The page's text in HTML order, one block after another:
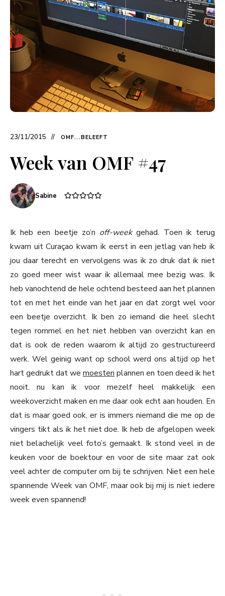
23/11/2015 OMF...BELEEFT
Week van OMF #47
Sabine
Ik heb een beetje zo’n off-weekgehad. Toen ik terug
kwam uit Curaçao kwam ik eerst in een jetlag van heb ik
jou daar terecht en vervolgens was ik zo druk dat ik niet
zo goed meer wist waar ik allemaal mee bezig was. Ik
heb vanochtend de hele ochtend besteed aan het plannen
tot en met het einde van het jaar en dat zorgt wel voor
een beetje overzicht. Ik ben zo iemand die heel slecht
tegen rommel en het niet hebben van overzicht kan en
dat is ook de reden waarom ik altijd zo gestructureerd
werk. Wel geinig want op school werd ons altijd op het
hart gedrukt dat we moesten plannen en toen deed ik het
nooit, nu kan ik voor mezelf heel makkelijk een
weekoverzicht maken en me daar ook echt aan houden. En
dat is maar goed ook, er is immers niemand die me op de
vingers tikt als ik het niet doe. Ik heb de afgelopen week
niet belachelijk veel foto’s gemaakt. Ik stond veel in de
keuken voor de boektour en voor de site maar zat ook
veel achter de computer om bij te schrijven. Niet een hele
spannende Week van OMF, maar ook bij mij is niet iedere
week even spannend!